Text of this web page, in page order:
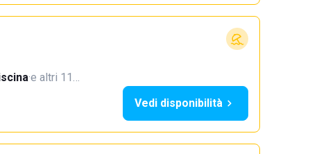
·e altri 11…
Vedi disponibilità